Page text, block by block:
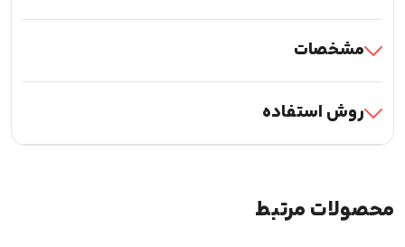
مشخصات
روش استفاده
محصولات مرتبط